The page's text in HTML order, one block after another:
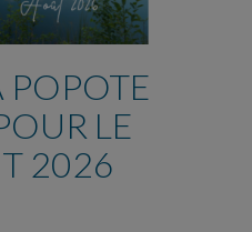
POPOTE
LE
2026